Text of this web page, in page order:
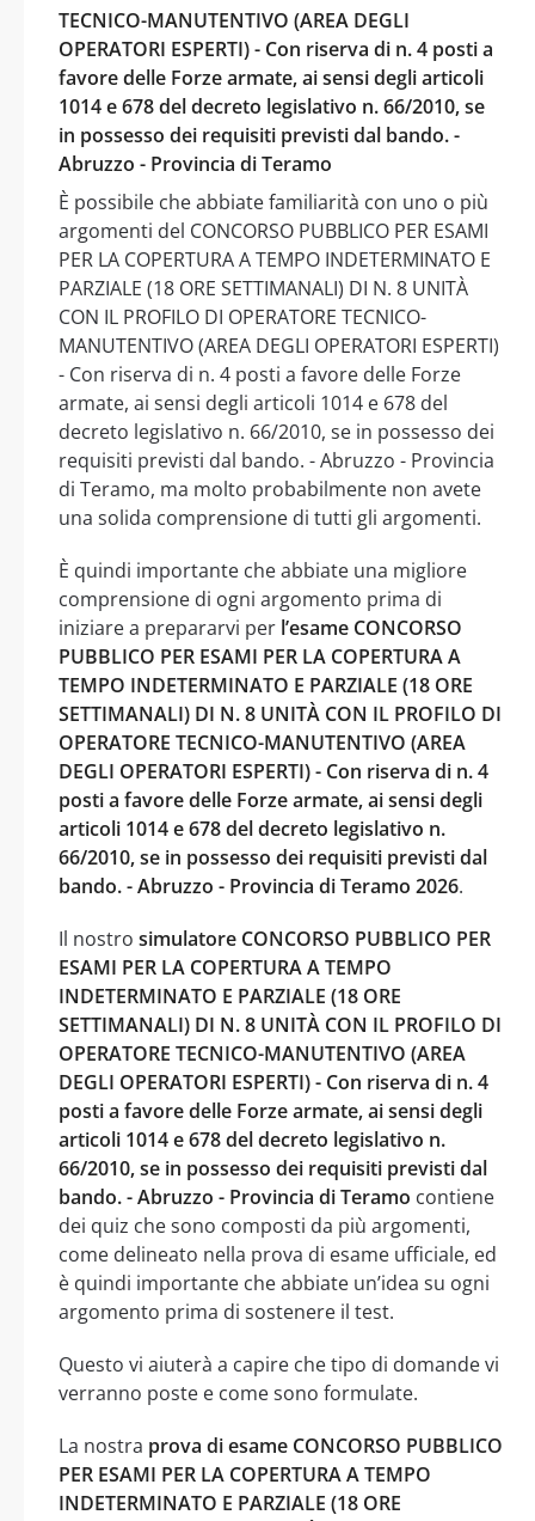
TECNICO-MANUTENTIVO (AREA DEGLI
OPERATORI ESPERTI) - Con riserva di n. 4 posti a
favore delle Forze armate, ai sensi degli articoli
1014 e 678 del decreto legislativo n. 66/2010, se
in possesso dei requisiti previsti dal bando. -
Abruzzo - Provincia di Teramo
È possibile che abbiate familiarità con uno o più
argomenti del CONCORSO PUBBLICO PER ESAMI
PER LA COPERTURA A TEMPO INDETERMINATO E
PARZIALE (18 ORE SETTIMANALI) DI N. 8 UNITÀ
CON IL PROFILO DI OPERATORE TECNICO-
MANUTENTIVO (AREA DEGLI OPERATORI ESPERTI)
- Con riserva di n. 4 posti a favore delle Forze
armate, ai sensi degli articoli 1014 e 678 del
decreto legislativo n. 66/2010, se in possesso dei
requisiti previsti dal bando. - Abruzzo - Provincia
di Teramo, ma molto probabilmente non avete
una solida comprensione di tutti gli argomenti.
È quindi importante che abbiate una migliore
comprensione di ogni argomento prima di
iniziare a prepararvi per l’esame CONCORSO
PUBBLICO PER ESAMI PER LA COPERTURA A
TEMPO INDETERMINATO E PARZIALE (18 ORE
SETTIMANALI) DI N. 8 UNITÀ CON IL PROFILO DI
OPERATORE TECNICO-MANUTENTIVO (AREA
DEGLI OPERATORI ESPERTI) - Con riserva di n. 4
posti a favore delle Forze armate, ai sensi degli
articoli 1014 e 678 del decreto legislativo n.
66/2010, se in possesso dei requisiti previsti dal
bando. - Abruzzo - Provincia di Teramo 2026.
Il nostro simulatore CONCORSO PUBBLICO PER
ESAMI PER LA COPERTURA A TEMPO
INDETERMINATO E PARZIALE (18 ORE
SETTIMANALI) DI N. 8 UNITÀ CON IL PROFILO DI
OPERATORE TECNICO-MANUTENTIVO (AREA
DEGLI OPERATORI ESPERTI) - Con riserva di n. 4
posti a favore delle Forze armate, ai sensi degli
articoli 1014 e 678 del decreto legislativo n.
66/2010, se in possesso dei requisiti previsti dal
bando. - Abruzzo - Provincia di Teramo contiene
dei quiz che sono composti da più argomenti,
come delineato nella prova di esame ufficiale, ed
è quindi importante che abbiate un’idea su ogni
argomento prima di sostenere il test.
Questo vi aiuterà a capire che tipo di domande vi
verranno poste e come sono formulate.
La nostra prova di esame CONCORSO PUBBLICO
PER ESAMI PER LA COPERTURA A TEMPO
INDETERMINATO E PARZIALE (18 ORE